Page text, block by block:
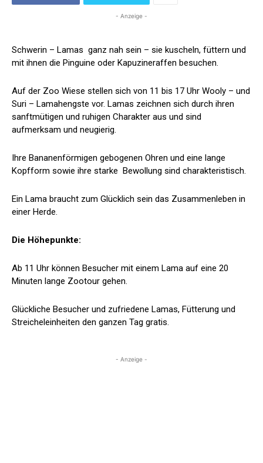
- Anzeige -
Schwerin – Lamas ganz nah sein – sie kuscheln, füttern und
mit ihnen die Pinguine oder Kapuzineraffen besuchen.
Auf der Zoo Wiese stellen sich von 11 bis 17 Uhr Wooly – und
Suri – Lamahengste vor. Lamas zeichnen sich durch ihren
sanftmütigen und ruhigen Charakter aus und sind
aufmerksam und neugierig.
Ihre Bananenförmigen gebogenen Ohren und eine lange
Kopfform sowie ihre starke Bewollung sind charakteristisch.
Ein Lama braucht zum Glücklich sein das Zusammenleben in
einer Herde.
Die Höhepunkte:
Ab 11 Uhr können Besucher mit einem Lama auf eine 20
Minuten lange Zootour gehen.
Glückliche Besucher und zufriedene Lamas, Fütterung und
Streicheleinheiten den ganzen Tag gratis.
- Anzeige -